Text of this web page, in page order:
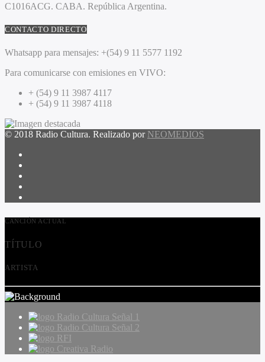
C1016ACG. CABA. República Argentina.
CONTACTO DIRECTO
Whatsapp para mensajes: +(54) 9 11 5577 1192
Para comunicarse con emisiones en VIVO:
+ (54) 9 11 3987 4117
+ (54) 9 11 3987 4118
© 2018 Radio Cultura. Realizado por NEOMEDIOS
CANCIÓN ACTUAL
TÍTULO
ARTISTA
Radio Cultura Señal 1
Radio Cultura Señal 2
RFI
Creativa Radio